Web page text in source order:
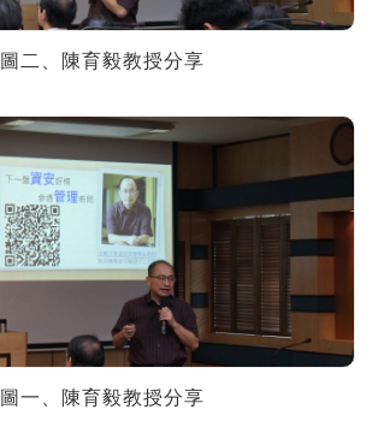
圖二、陳育毅教授分享
圖一、陳育毅教授分享